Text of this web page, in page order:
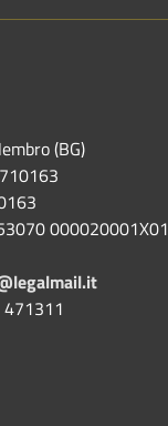
(BG)
000020001X01